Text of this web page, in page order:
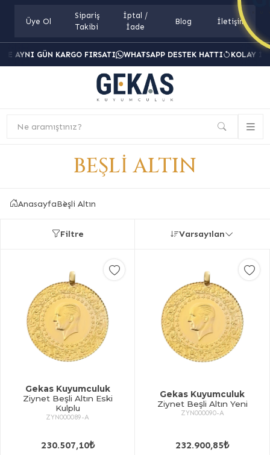
Üye Ol
Sipariş
Takibi
İptal /
İade
Blog İletişim
AYNI GÜN KARGO FIRSATI WHATSAPP DESTEK HATTI KOLAY
Ne aramıştınız?
BEŞLI ALTIN
AnasayfaBeşli Altın
Filtre Varsayılan
Gekas Kuyumculuk
Ziynet Beşli Altın Eski
Kulplu
ZYN000089-A
230.507,10₺
Gekas Kuyumculuk
Ziynet Beşli Altın Yeni
ZYN000090-A
232.900,85₺